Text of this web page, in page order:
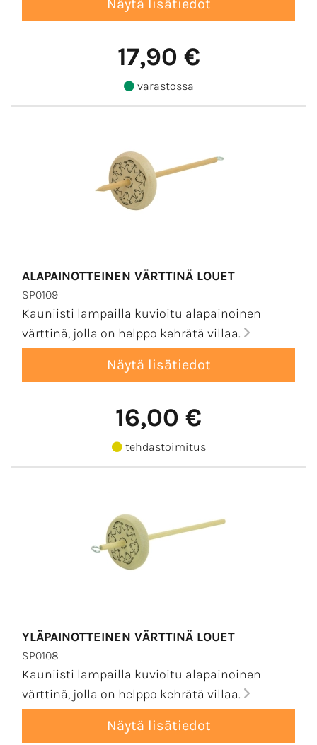
17,90 €
varastossa
ALAPAINOTTEINEN VÄRTTINÄ LOUET
SP0109
Kauniisti lampailla kuvioitu alapainoinen
värttinä, jolla on helppo kehrätä villaa.
16,00 €
tehdastoimitus
YLÄPAINOTTEINEN VÄRTTINÄ LOUET
SP0108
Kauniisti lampailla kuvioitu alapainoinen
värttinä, jolla on helppo kehrätä villaa.